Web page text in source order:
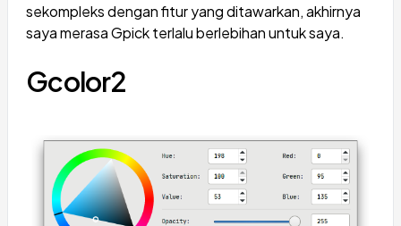
sekompleks dengan fitur yang ditawarkan, akhirnya
saya merasa Gpick terlalu berlebihan untuk saya.
Gcolor2